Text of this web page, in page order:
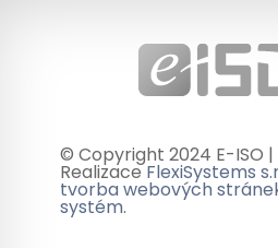
© Copyright 2024 E-ISO |
RealizaceFlexiSystems
tvorba webových
systém.